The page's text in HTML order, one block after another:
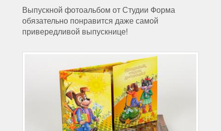
Выпускной фотоальбом от Студии Форма
обязательно понравится даже самой
привередливой выпускнице!